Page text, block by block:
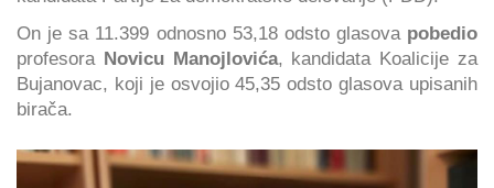
On je sa 11.399 odnosno 53,18 odsto glasova pobedio
profesora Novicu Manojlovića, kandidata Koalicije za
Bujanovac, koji je osvojio 45,35 odsto glasova upisanih
birača.